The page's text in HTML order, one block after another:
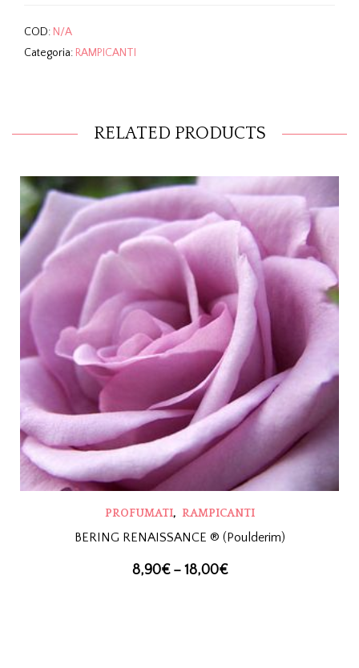
COD: N/A
Categoria: RAMPICANTI
RELATED PRODUCTS
PROFUMATI, RAMPICANTI
BERING RENAISSANCE ® (Poulderim)
8,90€– 18,00€